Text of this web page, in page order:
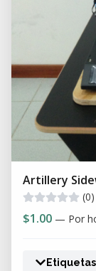
Artillery
(0)
$1.00 — Por